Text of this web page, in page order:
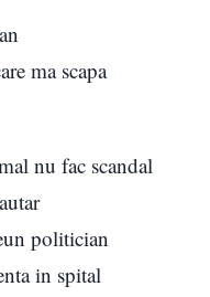
ma scapa
nu fac scandal
politician
in spital